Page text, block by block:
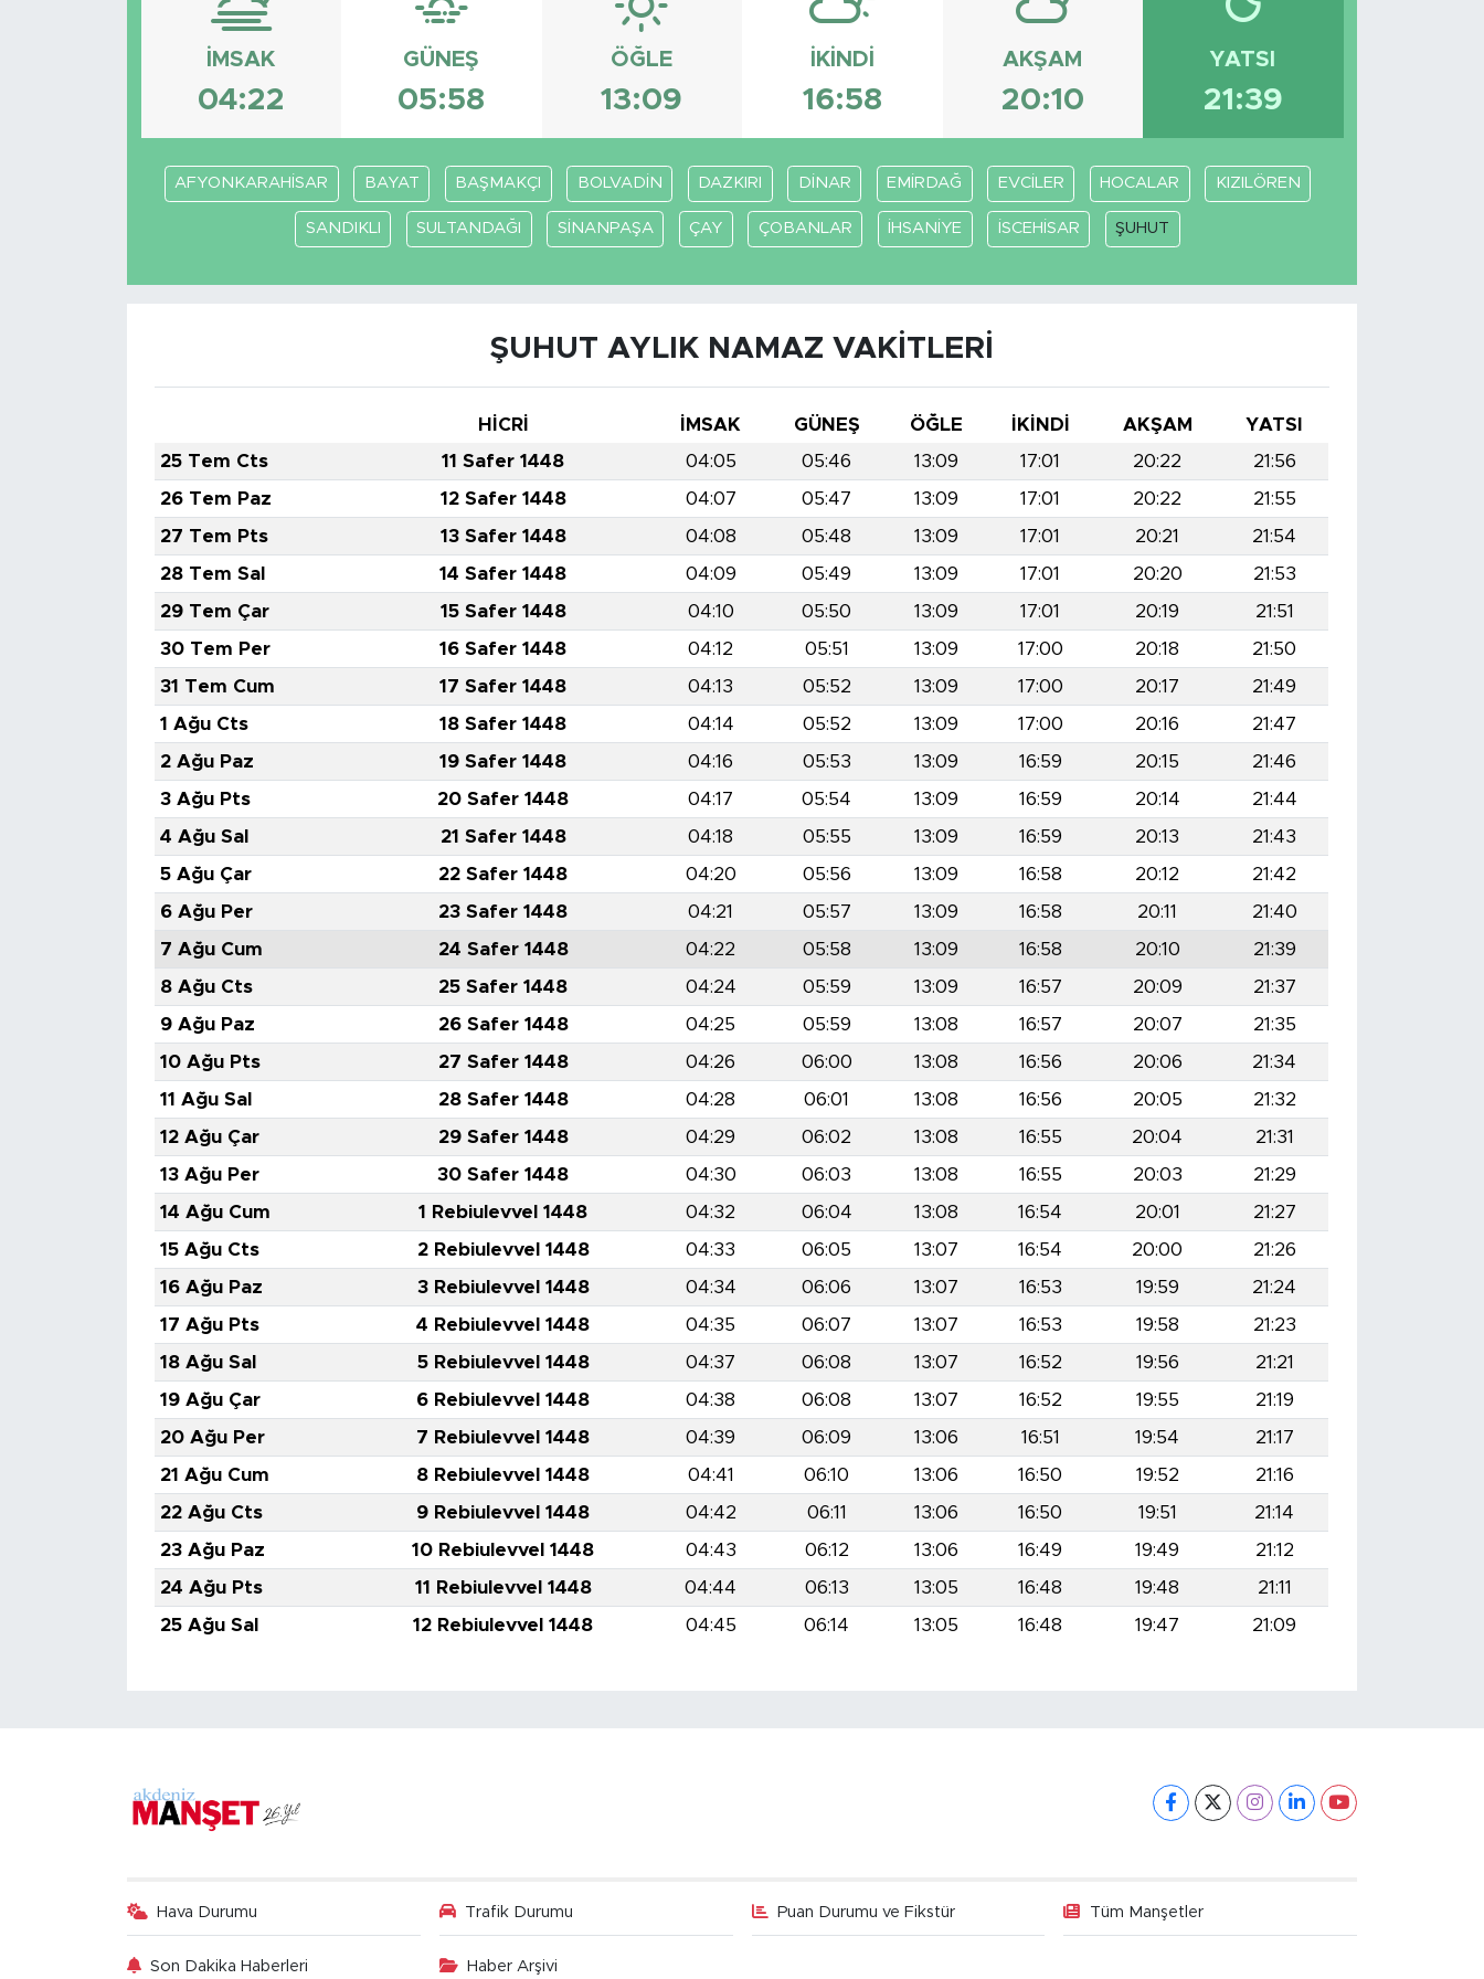
İMSAK
04:22
GÜNEŞ
05:58
ÖĞLE
13:09
İKINDI
16:58
AKŞAM
20:10
YATSI
21:39
AFYONKARAHİSAR BAYAT BAŞMAKÇI BOLVADİN DAZKIRI DİNAR EMİRDAĞ EVCİLER HOCALAR KIZILÖREN
SANDIKLI SULTANDAĞI SİNANPAŞA ÇAY ÇOBANLAR İHSANİYE İSCEHİSAR ŞUHUT
ŞUHUT AYLIK NAMAZ VAKITLERI
HİCRİ İMSAK GÜNEŞ ÖĞLE İKINDI AKŞAM
YATSI
25 Tem Cts
11 Safer 1448 04:05 05:46 13:09 17:01 20:22
21:56
26 Tem Paz
12 Safer 1448 04:07 05:47 13:09 17:01 20:22
21:55
27 Tem Pts
13 Safer 1448 04:08 05:48 13:09 17:01 20:21
21:54
28 Tem Sal
14 Safer 1448 04:09 05:49 13:09 17:01 20:20
21:53
29 Tem Çar
15 Safer 1448 04:10 05:50 13:09 17:01 20:19
21:51
30 Tem Per
16 Safer 1448 04:12 05:51 13:09 17:00 20:18
21:50
31 Tem Cum
17 Safer 1448 04:13 05:52 13:09 17:00 20:17
21:49
1 Ağu Cts
18 Safer 1448 04:14 05:52 13:09 17:00 20:16
21:47
2 Ağu Paz
19 Safer 1448 04:16 05:53 13:09 16:59 20:15
21:46
3 Ağu Pts
20 Safer 1448 04:17 05:54 13:09 16:59 20:14
21:44
4 Ağu Sal
21 Safer 1448 04:18 05:55 13:09 16:59 20:13
21:43
5 Ağu Çar
22 Safer 1448 04:20 05:56 13:09 16:58 20:12
21:42
6 Ağu Per
23 Safer 1448 04:21 05:57 13:09 16:58 20:11
21:40
7 Ağu Cum
24 Safer 1448 04:22 05:58 13:09 16:58 20:10
21:39
8 Ağu Cts
25 Safer 1448 04:24 05:59 13:09 16:57 20:09
21:37
9 Ağu Paz
26 Safer 1448 04:25 05:59 13:08 16:57 20:07
21:35
10 Ağu Pts
27 Safer 1448 04:26 06:00 13:08 16:56 20:06
21:34
11 Ağu Sal
28 Safer 1448 04:28 06:01 13:08 16:56 20:05
21:32
12 Ağu Çar
29 Safer 1448 04:29 06:02 13:08 16:55 20:04
21:31
13 Ağu Per
30 Safer 1448 04:30 06:03 13:08 16:55 20:03
21:29
14 Ağu Cum
1 Rebiulevvel 1448 04:32 06:04 13:08 16:54 20:01
21:27
15 Ağu Cts
2 Rebiulevvel 1448 04:33 06:05 13:07 16:54 20:00
21:26
16 Ağu Paz
3 Rebiulevvel 1448 04:34 06:06 13:07 16:53 19:59
21:24
17 Ağu Pts
4 Rebiulevvel 1448 04:35 06:07 13:07 16:53 19:58
21:23
18 Ağu Sal
5 Rebiulevvel 1448 04:37 06:08 13:07 16:52 19:56
21:21
19 Ağu Çar
6 Rebiulevvel 1448 04:38 06:08 13:07 16:52 19:55
21:19
20 Ağu Per
7 Rebiulevvel 1448 04:39 06:09 13:06 16:51 19:54
21:17
21 Ağu Cum
8 Rebiulevvel 1448 04:41 06:10 13:06 16:50 19:52
21:16
22 Ağu Cts
9 Rebiulevvel 1448 04:42 06:11 13:06 16:50 19:51
21:14
23 Ağu Paz
10 Rebiulevvel 1448 04:43 06:12 13:06 16:49 19:49
21:12
24 Ağu Pts
11 Rebiulevvel 1448 04:44 06:13 13:05 16:48 19:48
21:11
25 Ağu Sal
12 Rebiulevvel 1448 04:45 06:14 13:05 16:48 19:47 21:09
Hava Durumu Trafik Durumu Puan Durumu ve Fikstür Tüm Manşetler
Son Dakika Haberleri Haber Arşivi
Resmi İlanlar